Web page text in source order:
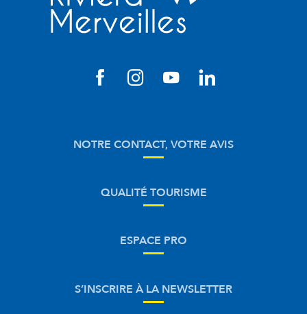
NOTRE CONTACT, VOTRE AVIS
QUALITÉ TOURISME
ESPACE PRO
S’INSCRIRE À LA NEWSLETTER